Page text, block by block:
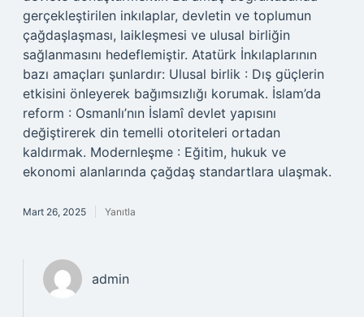
gerçekleştirilen inkılaplar, devletin ve toplumun
çağdaşlaşması, laikleşmesi ve ulusal birliğin
sağlanmasını hedeflemiştir. Atatürk İnkılaplarının
bazı amaçları şunlardır: Ulusal birlik : Dış güçlerin
etkisini önleyerek bağımsızlığı korumak. İslam’da
reform : Osmanlı’nın İslamî devlet yapısını
değiştirerek din temelli otoriteleri ortadan
kaldırmak. Modernleşme : Eğitim, hukuk ve
ekonomi alanlarında çağdaş standartlara ulaşmak.
Mart 26, 2025 Yanıtla
admin